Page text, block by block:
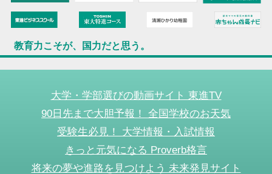
教育力こそが、国力だと思う。
大学・学部選びの動画サイト 東進TV
90日先まで大胆予報！ 全国学校のお天気
受験生必見！ 大学情報・入試情報
きっと元気になる Proverb格言
将来の夢や進路を見つけよう 未来発見サイト